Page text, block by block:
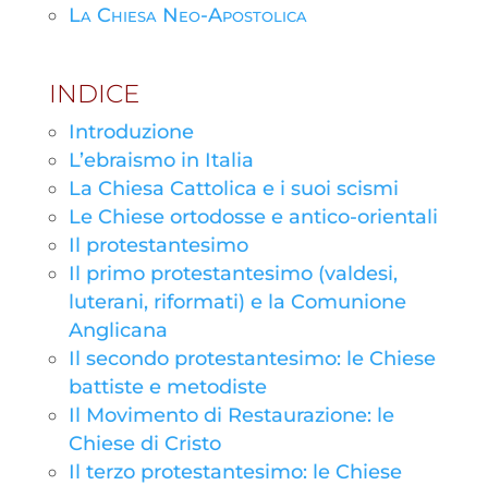
La Chiesa Neo-Apostolica
INDICE
Introduzione
L’ebraismo in Italia
La Chiesa Cattolica e i suoi scismi
Le Chiese ortodosse e antico-orientali
Il protestantesimo
Il primo protestantesimo (valdesi,
luterani, riformati) e la Comunione
Anglicana
Il secondo protestantesimo: le Chiese
battiste e metodiste
Il Movimento di Restaurazione: le
Chiese di Cristo
Il terzo protestantesimo: le Chiese